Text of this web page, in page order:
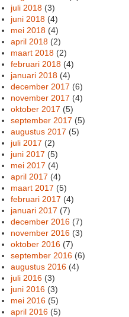
juli 2018 (3)
juni 2018 (4)
mei 2018 (4)
april 2018 (2)
maart 2018 (2)
februari 2018 (4)
januari 2018 (4)
december 2017 (6)
november 2017 (4)
oktober 2017 (5)
september 2017 (5)
augustus 2017 (5)
juli 2017 (2)
juni 2017 (5)
mei 2017 (4)
april 2017 (4)
maart 2017 (5)
februari 2017 (4)
januari 2017 (7)
december 2016 (7)
november 2016 (3)
oktober 2016 (7)
september 2016 (6)
augustus 2016 (4)
juli 2016 (3)
juni 2016 (3)
mei 2016 (5)
april 2016 (5)